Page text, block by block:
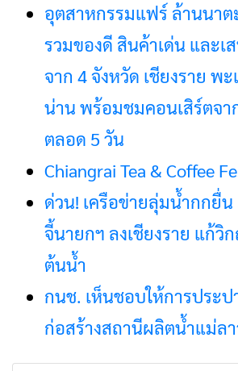
อุตสาหกรรมแฟร์ ล้านนาต
รวมของดี สินค้าเด่น และ
จาก 4 จังหวัด เชียงราย พ
น่าน พร้อมชมคอนเสิร์ตจ
ตลอด 5 วัน
Chiangrai Tea & Coffee
ด่วน! เครือข่ายลุ่มน้ำกกยื่น
จี้นายกฯ ลงเชียงราย แก้วิ
ต้นน้ำ
กนช. เห็นชอบให้การประ
ก่อสร้างสถานีผลิตน้ำแม่ล